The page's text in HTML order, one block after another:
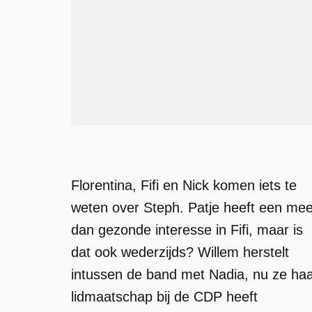
Florentina, Fifi en Nick komen iets te
weten over Steph. Patje heeft een
dan gezonde interesse in Fifi, maar is
dat ook wederzijds? Willem herstelt
intussen de band met Nadia, nu ze
lidmaatschap bij de CDP heeft